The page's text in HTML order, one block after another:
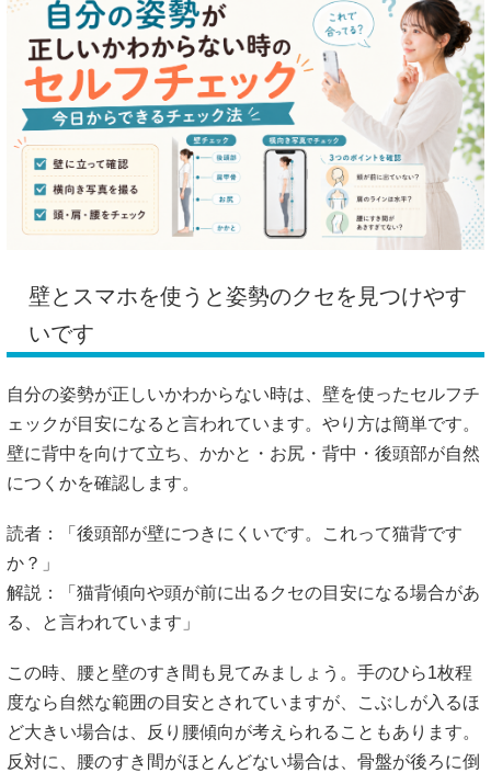
壁とスマホを使うと姿勢のクセを見つけやす
いです
自分の姿勢が正しいかわからない時は、壁を使ったセルフチ
ェックが目安になると言われています。やり方は簡単です。
壁に背中を向けて立ち、かかと・お尻・背中・後頭部が自然
につくかを確認します。
読者：「後頭部が壁につきにくいです。これって猫背です
か？」
解説：「猫背傾向や頭が前に出るクセの目安になる場合があ
る、と言われています」
この時、腰と壁のすき間も見てみましょう。手のひら1枚程
度なら自然な範囲の目安とされていますが、こぶしが入るほ
ど大きい場合は、反り腰傾向が考えられることもあります。
反対に、腰のすき間がほとんどない場合は、骨盤が後ろに倒